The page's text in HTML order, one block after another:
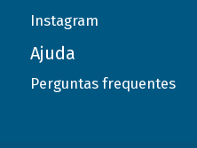
Instagram
Ajuda
Perguntas frequentes